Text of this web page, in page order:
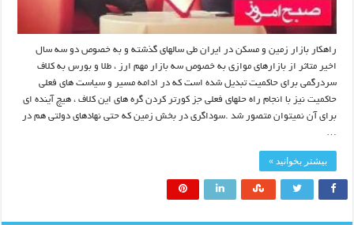
راهکار بازار زمین و مسکن در ایران طی سالهای گذشته و به خصوص دو سه سال
اخیر متاثر از بازارهای موازی به خصوص سه بازار مهم ارز ، طلا و بورس به کلاف
سردرگمی برای حاکمیت تبدیل شده است که در ادامه مسیر و سیاست های فعلی
حاکمیت نیز با انجام راه حلهای فعلی جز کورتر کردن گره های این کلاف ، هیچ آینده ای
برای آن نمیتوان متصور شد .سوداگری در بخش زمین که حتی نهادهای دولتی هم در
…
بیشتر بخوانید »